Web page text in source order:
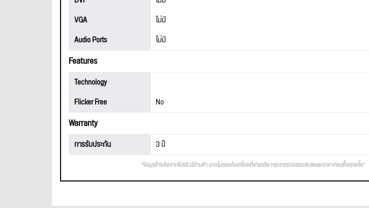
VGA
ไม่มี
Audio Ports
ไม่มี
Features
Technology
Flicker Free
No
Warranty
การรับประกัน 3 ปี
*ข้อมูลอ้างอิงจากโปรชัวร์ร้านค้า อาจไม่ตรงกับเครื่องที่ขายจริง กรุณาตรวจสอบสเปคและราคาก่อนซื้อทุกครั้ง*